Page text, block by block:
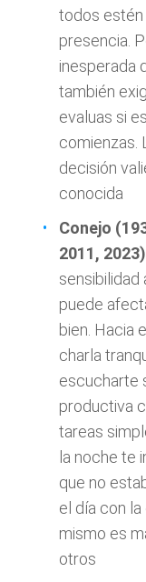
todos estén
presencia.
inesperada
también
evaluas si
comienzas.
decisión
conocida
Conejo
2011,
sensibilidad
puede
bien. Hacia
charla
escucharte
productiva
tareas
la noche te
que no
el día con
mismo es
otros